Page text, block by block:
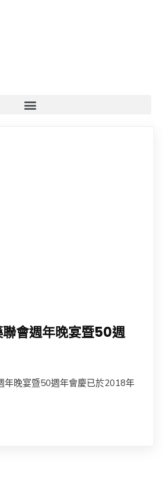
會週年晚宴暨50週
年晚宴暨50週年會慶已於2018年